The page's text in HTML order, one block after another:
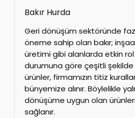
Bakır Hurda
Geri dönüşüm sektöründe
öneme sahip olan bakır;
üretimi gibi alanlarda etkin rol
durumuna göre çeşitli
ürünler, firmamızın titiz
bünyemize alınır. Böylelikle
dönüşüme uygun olan
sağlanır.